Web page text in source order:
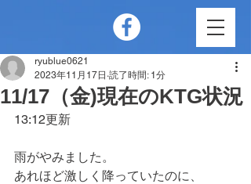
11/17（金)現在のKTG状況
ryublue0621
2023年11月17日 読了時間: 1分
13:12更新
雨がやみました。
あれほど激しく降っていたのに、